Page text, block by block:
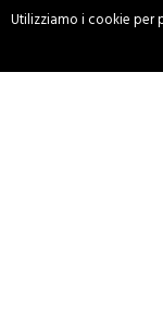
Utilizziamo i cookie per